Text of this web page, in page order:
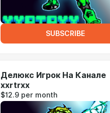
SUBSCRIBE
Делюкс Игрок На Канале
xxrtrxx
$12.9 per month